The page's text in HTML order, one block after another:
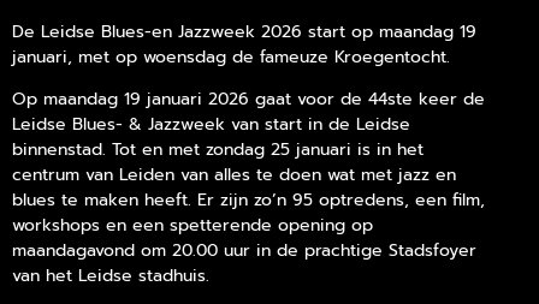
De Leidse Blues-en Jazzweek 2026 start op maandag 19
januari, met op woensdag de fameuze Kroegentocht.
Op maandag 19 januari 2026 gaat voor de 44ste keer de
Leidse Blues- & Jazzweek van start in de Leidse
binnenstad. Tot en met zondag 25 januari is in het
centrum van Leiden van alles te doen wat met jazz en
blues te maken heeft. Er zijn zo’n 95 optredens, een film,
workshops en een spetterende opening op
maandagavond om 20.00 uur in de prachtige Stadsfoyer
van het Leidse stadhuis.